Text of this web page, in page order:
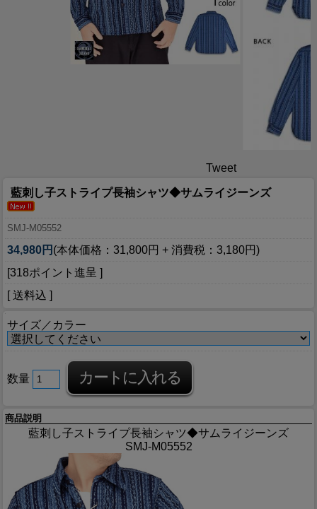
Tweet
藍刺し子ストライプ長袖シャツ◆サムライジーンズ
SMJ-M05552
34,980円 (本体価格：31,800円 + 消費税：3,180円)
[318ポイント進呈 ]
[ 送料込 ]
サイズ／カラー
数量
商品説明
藍刺し子ストライプ長袖シャツ◆サムライジーンズ
SMJ-M05552